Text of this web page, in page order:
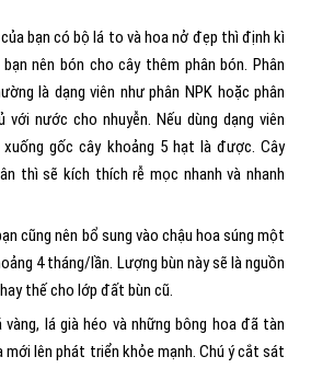
bạn có bộ lá to và hoa nở đẹp thì định kì
nên bón cho cây thêm phân bón. Phân
là dạng viên như phân NPK hoặc phân
với nước cho nhuyễn. Nếu dùng dạng viên
xuống gốc cây khoảng 5 hạt là được. Cây
thì sẽ kích thích rễ mọc nhanh và nhanh
cũng nên bổ sung vào chậu hoa súng một
4 tháng/lần. Lượng bùn này sẽ là nguồn
thế cho lớp đất bùn cũ.
lá già héo và những bông hoa đã tàn
mới lên phát triển khỏe mạnh. Chú ý cắt sát